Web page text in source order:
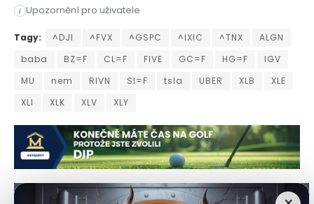
i Upozornění pro uživatele
Americké akcie ve čtvrtek klesly, zatímco ceny ropy prudce
Tagy: ^DJI ^FVX ^GSPC ^IXIC ^TNX
ALGN
baba
BZ=F CL=F FIVE GC=F HG=F
IGV
MU
nem RIVN SI=F tsla UBER XLB
XLE
XLI
XLK XLV XLY